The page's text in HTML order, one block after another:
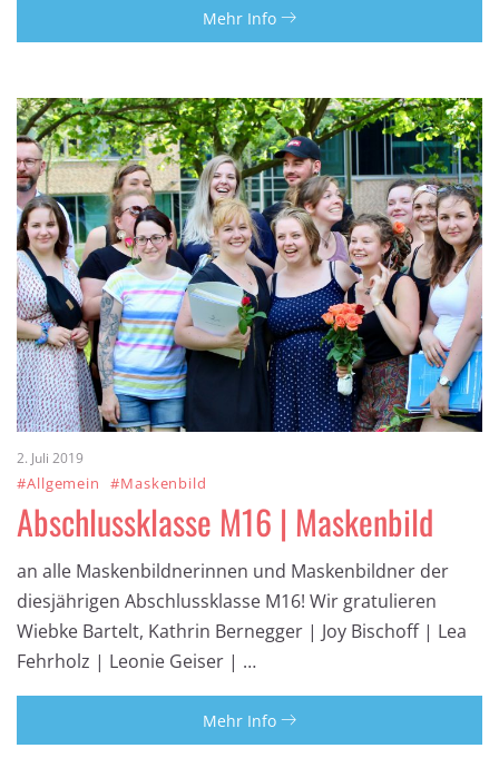
Mehr Info
2. Juli 2019
#Allgemein #Maskenbild
Abschlussklasse M16 | Maskenbild
an alle Maskenbildnerinnen und Maskenbildner der
diesjährigen Abschlussklasse M16! Wir gratulieren
Wiebke Bartelt, Kathrin Bernegger | Joy Bischoff | Lea
Fehrholz | Leonie Geiser | …
Mehr Info